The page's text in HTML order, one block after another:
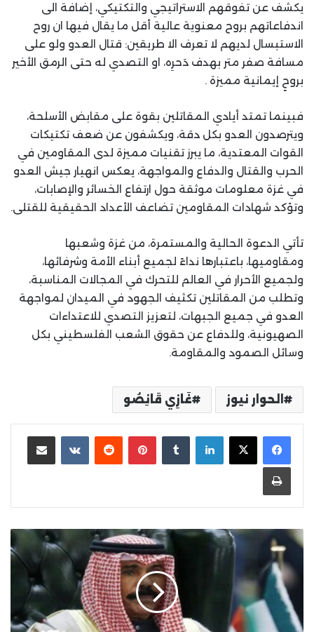
يكشف عن تفوقهم الاستراتيجي والتكتيكي، إضافة الى
اندفاعاتهم بروح معنوية عالية أقل ما يقال فيها ان روح
الاستبسال لديهم لا تعرف الا طريقين: قتال العدو ولو على
مسافة صفر متر بهدف دَحرِه، او التصدي له حتى الرمق الأخير
بروحٍ إيمانية مميزة .
فبينما تمتد أيادي المقاتلين بقوة على مقابض الأسلحة،
ويترصدون العدو بكل دقة، ويكشفون عن ضعف تكتيكات
القوات المعتدية، ما يبرز تقنيات مميزة لدى المقاومين في
الحرب والقتال والدفاع والمواجهة، يعكس انهيار جيش العدو
في غزة معلومات موثقة حول ارتفاع الخسائر والإصابات،
وتؤكد شهادات المقاومين تضاعف الأعداد الحقيقية للقتلى.
تأتي الدعوة الحالية والمستمرة، من غزة وشعبها
ومقاوميها، باعتبارها نداءً لجميع أبناء الأمة وشرفائها،
ولجميع الأحرار في العالم للتحرك في المجالات المناسبة،
وتطلب من المقاتلين تكثيف الجهود في الميدان لمواجهة
العدو في جميع الجبهات، لتعزيز التصدي للاعتداءات
الصهيونية، وللدفاع عن حقوق الشعب الفلسطيني بكل
وسائل الصمود والمقاومة.
الحوار نيوز غَازِي قَانِصُو
لينكدإن بينتيريست مشاركة عبر البريد
طباعة